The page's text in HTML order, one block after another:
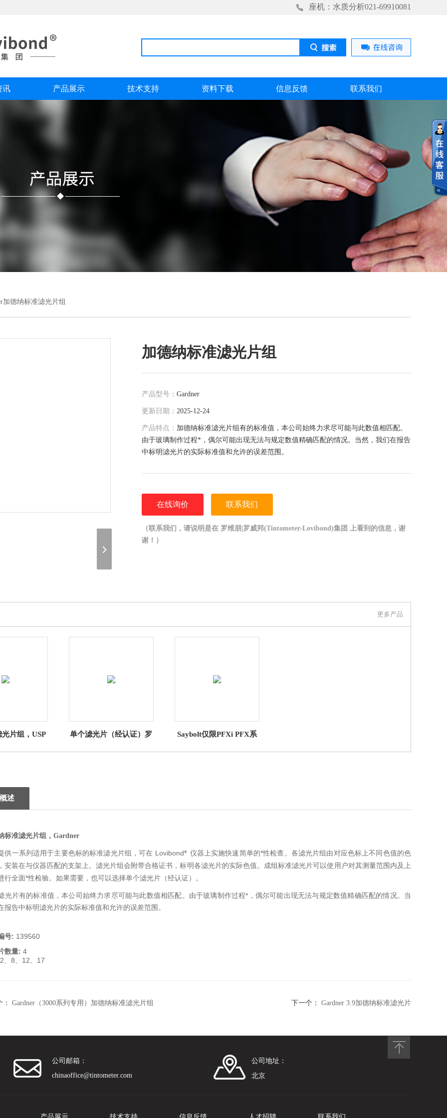
座机：水质分析021-69910081
讯 产品展示 技术支持 资料下载 信息反馈 联系我们
加德纳标准滤光片组
加德纳标准滤光片组
产品型号： Gardner
更新日期： 2025-12-24
产品特点： 加德纳标准滤光片组有的标准值，本公司始终力求尽可能与此数值相匹配。
由于玻璃制作过程*，偶尔可能出现无法与规定数值精确匹配的情况。当然，我们在报告
中标明滤光片的实际标准值和允许的误差范围。
在线询价 联系我们
（联系我们，请说明是在 罗维朋|罗威邦(Tintometer-Lovibond)集团 上看到的信息，谢
谢！）
更多产品
片组，USP
单个滤光片（经认证）罗
Saybolt仅限PFXi PFX系
述
标准滤光片组，Gardner
供一系列适用于主要色标的标准滤光片组，可在 Lovibond® 仪器上实施快速简单的*性检查。各滤光片组由对应色标上不同色值的色
安装在与仪器匹配的支架上。滤光片组会附带合格证书，标明各滤光片的实际色值。成组标准滤光片可以使用户对其测量范围内及上
行全面*性检验。如果需要，也可以选择单个滤光片（经认证）。
光片有的标准值，本公司始终力求尽可能与此数值相匹配。由于玻璃制作过程*，偶尔可能出现无法与规定数值精确匹配的情况。当
报告中标明滤光片的实际标准值和允许的误差范围。
号: 139560
数量: 4
、8、12、17
Gardner（3000系列专用）加德纳标准滤光片组 下一个： Gardner 3.9加德纳标准滤光片
公司邮箱：
chinaoffice@tintometer.com
公司地址：
北京